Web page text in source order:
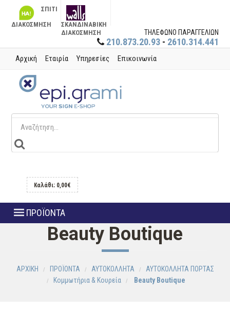
ΣΠΙΤΙ
ΔΙΑΚΟΣΜΗΣΗ
ΣΚΑΝΔΙΝΑΒΙΚΗ
ΔΙΑΚΟΣΜΗΣΗ
ΤΗΛΕΦΩΝΟ ΠΑΡΑΓΓΕΛΙΩΝ
210.873.20.93 - 2610.314.441
Αρχική Εταιρία Υπηρεσίες Επικοινωνία
Καλάθι: 0,00€
ΠΡΟΪΟΝΤΑ
Beauty Boutique
ΑΡΧΙΚΗ ΠΡΟΪΟΝΤΑ ΑΥΤΟΚΟΛΛΗΤΑ
ΑΥΤΟΚΟΛΛΗΤΑ ΠΟΡΤΑΣ
Κομμωτήρια & Κουρεία
Beauty Boutique